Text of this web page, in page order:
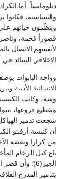
دبلوماسياً. أما
والسياسية،
وينظّمون حياتهم
قصوراً فخمة، وناصر
لأنفسهم الاتصال
الأخلاقي السائد في
وواجه البابوات
الإنسانية الأدبية
وثنية، وكانت
وتقطيع فروعها،
شجعت تدمير الهياكل
أن كنيسة أرفيتو
من كرارا وبعضه
باع كتل الرخام
بتدمير المدرج